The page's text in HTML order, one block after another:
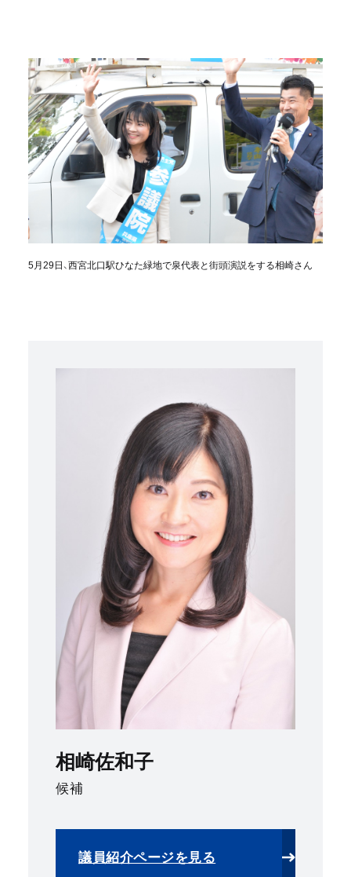
5月29日、西宮北口駅ひなた緑地で泉代表と街頭演説をする相崎さん
相崎佐和子
候補
議員紹介ページを見る